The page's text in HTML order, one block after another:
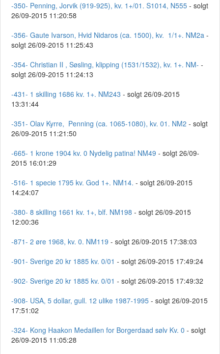
-350- Penning, Jorvik (919-925), kv. 1+/01. S1014, N555 - solgt
26/09-2015 11:20:58
-356- Gaute Ivarson, Hvid Nidaros (ca. 1500), kv. 1/1+. NM2a -
solgt 26/09-2015 11:25:43
-354- Christian II , Søsling, klipping (1531/1532), kv. 1+. NM- -
solgt 26/09-2015 11:24:13
-431- 1 skilling 1686 kv. 1+. NM243 - solgt 26/09-2015
13:31:44
-351- Olav Kyrre, Penning (ca. 1065-1080), kv. 01. NM2 - solgt
26/09-2015 11:21:50
-665- 1 krone 1904 kv. 0 Nydelig patina! NM49 - solgt 26/09-
2015 16:01:29
-516- 1 specie 1795 kv. God 1+. NM14. - solgt 26/09-2015
14:24:07
-380- 8 skilling 1661 kv. 1+, blf. NM198 - solgt 26/09-2015
12:00:36
-871- 2 øre 1968, kv. 0. NM119 - solgt 26/09-2015 17:38:03
-901- Sverige 20 kr 1885 kv. 0/01 - solgt 26/09-2015 17:49:24
-902- Sverige 20 kr 1885 kv. 0/01 - solgt 26/09-2015 17:49:32
-908- USA, 5 dollar, gull. 12 ulike 1987-1995 - solgt 26/09-2015
17:51:02
-324- Kong Haakon Medaillen for Borgerdaad sølv Kv. 0 - solgt
26/09-2015 11:05:28